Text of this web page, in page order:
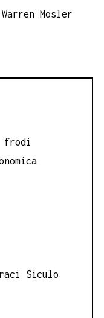
Warren Mosler
frodi
Siculo